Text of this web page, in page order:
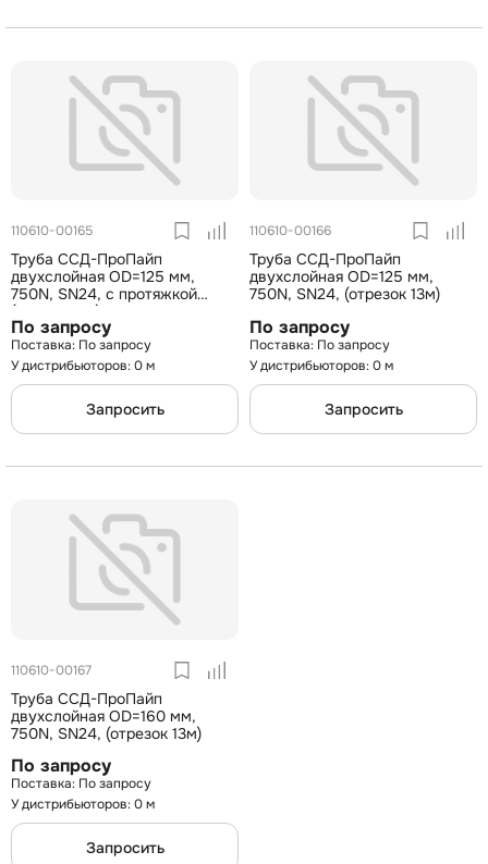
110610-00165
Труба ССД-ПроПайп
двухслойная OD=125 мм,
750N, SN24, с протяжкой
(бухта 50 м)
По запросу
По запросу
У дистрибьюторов: 0 м
Запросить
110610-00166
Труба ССД-ПроПайп
двухслойная OD=125 мм,
750N, SN24, (отрезок 13м)
По запросу
По запросу
У дистрибьюторов: 0 м
Запросить
110610-00167
Труба ССД-ПроПайп
двухслойная OD=160 мм,
750N, SN24, (отрезок 13м)
По запросу
По запросу
У дистрибьюторов: 0 м
Запросить